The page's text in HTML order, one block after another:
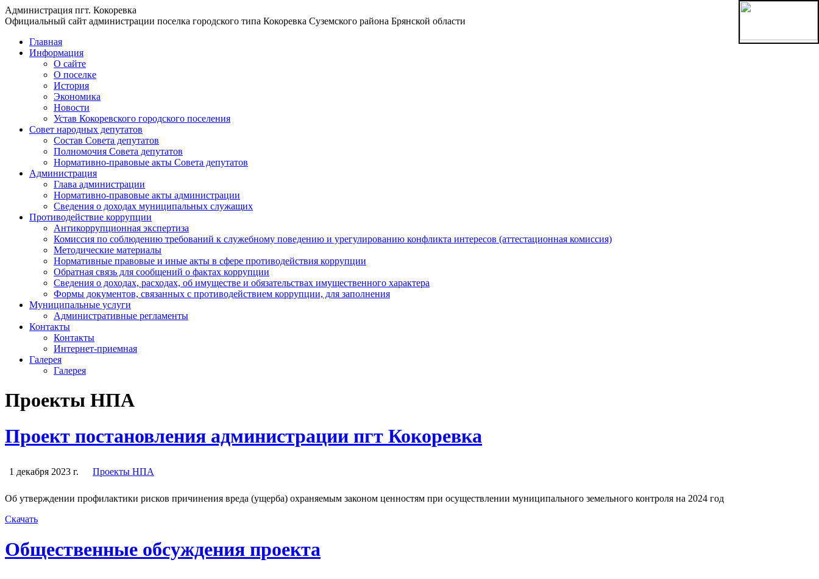
Администрация пгт. Кокоревка
Официальный сайт администрации поселка городского типа Кокоревка Суземского района Брянской области
Главная
Информация
О сайте
О поселке
История
Экономика
Новости
Устав Кокоревского городского поселения
Совет народных депутатов
Состав Совета депутатов
Полномочия Совета депутатов
Нормативно-правовые акты Совета депутатов
Администрация
Глава администрации
Нормативно-правовые акты администрации
Сведения о доходах муниципальных служащих
Противодействие коррупции
Антикоррупционная экспертиза
Комиссия по соблюдению требований к служебному поведению и урегулированию конфликта интересов (аттестационная комиссия)
Методические материалы
Нормативные правовые и иные акты в сфере противодействия коррупции
Обратная связь для сообщений о фактах коррупции
Сведения о доходах, расходах, об имуществе и обязательствах имущественного характера
Формы документов, связанных с противодействием коррупции, для заполнения
Муниципальные услуги
Административные регламенты
Контакты
Контакты
Интернет-приемная
Галерея
Галерея
Проекты НПА
Проект постановления администрации пгт Кокоревка
1 декабря 2023 г. Проекты НПА
Об утверждении профилактики рисков причинения вреда (ущерба) охраняемым законом ценностям при осуществлении муниципального земельного контроля на 2024 год
Скачать
Общественные обсуждения проекта